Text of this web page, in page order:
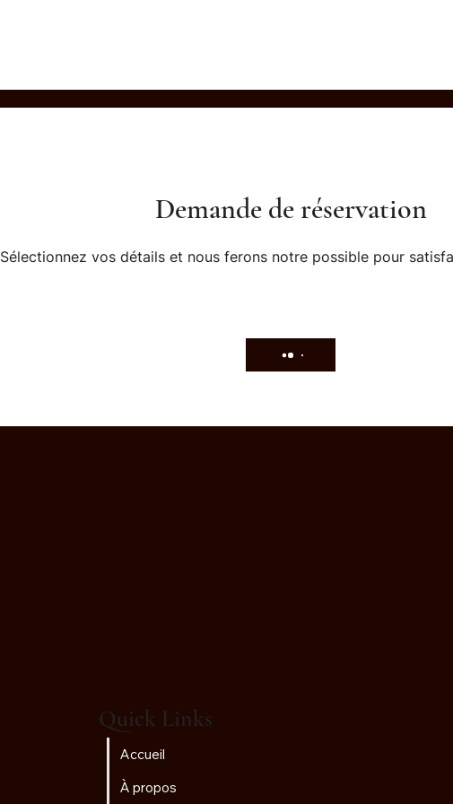
Demande de réservation
Sélectionnez vos détails et nous ferons notre possible pour
Quick Links
Accueil
À propos